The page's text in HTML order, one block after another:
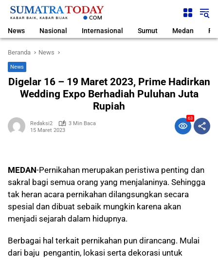
Langsung
News Nasional Internasional Sumut Medan
Beranda News
News
Digelar 16 – 19 Maret 2023, Prime Hadirkan
Wedding Expo Berhadiah Puluhan Juta
Rupiah
Redaksi2
3 Min Baca
15 Maret 2023
63
MEDAN-Pernikahan merupakan peristiwa penting dan
sakral bagi semua orang yang menjalaninya. Sehingga
tak heran acara pernikahan dilangsungkan secara
spesial dan dibuat sebaik mungkin karena akan
menjadi sejarah dalam hidupnya.
Berbagai hal terkait pernikahan pun dirancang. Mulai
dari baju pengantin, lokasi serta dekorasi untuk